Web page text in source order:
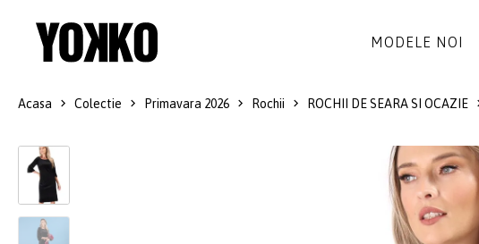
MODELE NOI
LITTLE BLACK DRESS
ROCHII LUNGI
ROCHII DE DANTELA
SALOPETE
SACOURI
JACHETE
Acasa Colectie Primavara 2026 Rochii ROCHII DE SEARA SI OCAZIE